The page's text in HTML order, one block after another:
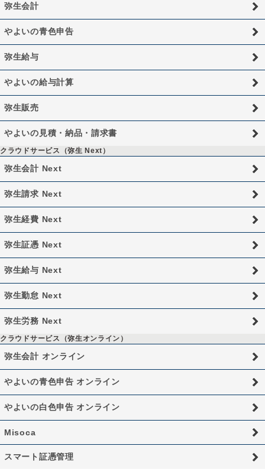
弥生会計
やよいの青色申告
弥生給与
やよいの給与計算
弥生販売
やよいの見積・納品・請求書
クラウドサービス（弥生 Next）
弥生会計 Next
弥生請求 Next
弥生経費 Next
弥生証憑 Next
弥生給与 Next
弥生勤怠 Next
弥生労務 Next
クラウドサービス（弥生オンライン）
弥生会計 オンライン
やよいの青色申告 オンライン
やよいの白色申告 オンライン
Misoca
スマート証憑管理